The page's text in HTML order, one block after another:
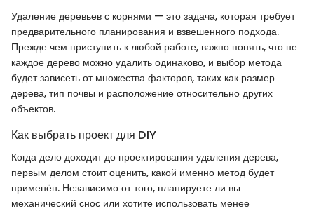
Удаление деревьев с корнями — это задача, которая требует
предварительного планирования и взвешенного подхода.
Прежде чем приступить к любой работе, важно понять, что не
каждое дерево можно удалить одинаково, и выбор метода
будет зависеть от множества факторов, таких как размер
дерева, тип почвы и расположение относительно других
объектов.
Как выбрать проект для DIY
Когда дело доходит до проектирования удаления дерева,
первым делом стоит оценить, какой именно метод будет
применён. Независимо от того, планируете ли вы
механический снос или хотите использовать менее